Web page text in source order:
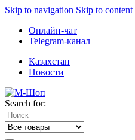
Skip to navigation Skip to content
Онлайн-чат
Telegram-канал
Казахстан
Новости
Search for: